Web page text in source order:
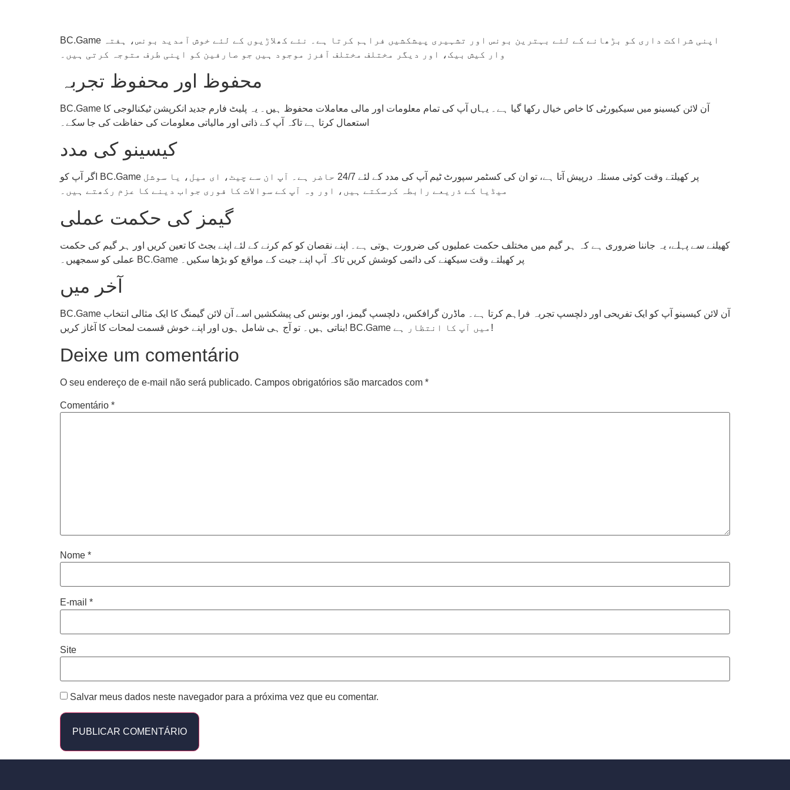
BC.Game اپنی شراکت داری کو بڑھانے کے لئے بہترین بونس اور تشہیری پیشکشیں فراہم کرتا ہے۔ نئے کھلاڑیوں کے لئے خوش آمدید بونس، ہفتہ
وار کیش بیک، اور دیگر مختلف مختلف آفرز موجود ہیں جو صارفین کو اپنی طرف متوجہ کرتی ہیں۔
محفوظ اور محفوظ تجربہ
BC.Game آن لائن کیسینو میں سیکیورٹی کا خاص خیال رکھا گیا ہے۔ یہاں آپ کی تمام معلومات اور مالی معاملات محفوظ ہیں۔ یہ پلیٹ فارم جدید انکرپشن ٹیکنالوجی کا
استعمال کرتا ہے تاکہ آپ کے ذاتی اور مالیاتی معلومات کی حفاظت کی جا سکے۔
کیسینو کی مدد
اگر آپ کو BC.Game پر کھیلتے وقت کوئی مسئلہ درپیش آتا ہے، تو ان کی کسٹمر سپورٹ ٹیم آپ کی مدد کے لئے 24/7 حاضر ہے۔ آپ ان سے چیٹ، ای میل، یا سوشل
میڈیا کے ذریعے رابطہ کرسکتے ہیں، اور وہ آپ کے سوالات کا فوری جواب دینے کا عزم رکھتے ہیں۔
گیمز کی حکمت عملی
کھیلنے سے پہلے، یہ جاننا ضروری ہے کہ ہر گیم میں مختلف حکمت عملیوں کی ضرورت ہوتی ہے۔ اپنے نقصان کو کم کرنے کے لئے اپنے بجٹ کا تعین کریں اور ہر گیم کی حکمت
عملی کو سمجھیں۔ BC.Game پر کھیلتے وقت سیکھنے کی دائمی کوشش کریں تاکہ آپ اپنے جیت کے مواقع کو بڑھا سکیں۔
آخر میں
BC.Game آن لائن کیسینو آپ کو ایک تفریحی اور دلچسپ تجربہ فراہم کرتا ہے۔ ماڈرن گرافکس، دلچسپ گیمز، اور بونس کی پیشکشیں اسے آن لائن گیمنگ کا ایک مثالی انتخاب
بناتی ہیں۔ تو آج ہی شامل ہوں اور اپنے خوش قسمت لمحات کا آغاز کریں! BC.Game میں آپ کا انتظار ہے!
Deixe um comentário
O seu endereço de e-mail não será publicado. Campos obrigatórios são marcados com *
Comentário *
Nome *
E-mail *
Site
Salvar meus dados neste navegador para a próxima vez que eu comentar.